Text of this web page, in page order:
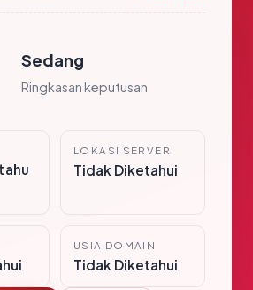
Sedang
Ringkasan keputusan
LOKASI SERVER
Tidak Diketahui
USIA DOMAIN
Tidak Diketahui